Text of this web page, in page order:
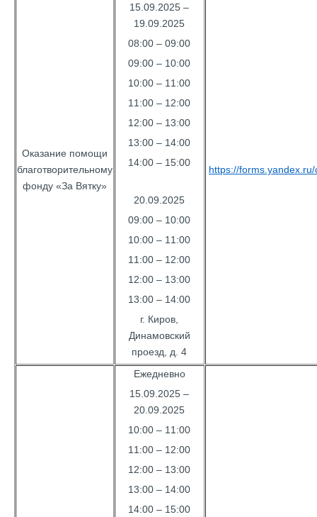
Оказание помощи
благотворительному
фонду «За Вятку»
15.09.2025 –
19.09.2025
08:00 – 09:00
09:00 – 10:00
10:00 – 11:00
11:00 – 12:00
12:00 – 13:00
13:00 – 14:00
14:00 – 15:00
20.09.2025
09:00 – 10:00
10:00 – 11:00
11:00 – 12:00
12:00 – 13:00
13:00 – 14:00
г. Киров,
Динамовский
проезд, д. 4
https://
Ежедневно
15.09.2025 –
20.09.2025
10:00 – 11:00
11:00 – 12:00
12:00 – 13:00
13:00 – 14:00
14:00 – 15:00